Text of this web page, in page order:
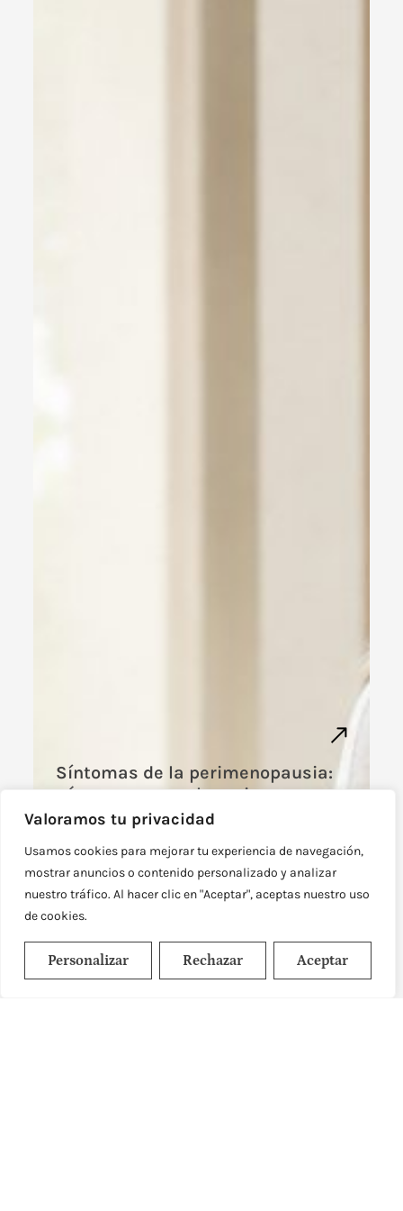
Valoramos tu privacidad
Usamos cookies para mejorar tu experiencia de navegación,
mostrar anuncios o contenido personalizado y analizar
nuestro tráfico. Al hacer clic en "Aceptar", aceptas nuestro uso
de cookies.
Personalizar Rechazar Aceptar
Síntomas de la perimenopausia:
cómo reconocer los primeros
cambios
reconocer los primeros cambios ¿Tu
menstruación ya no llega con la misma
regularidad, duermes peor,
Leer más